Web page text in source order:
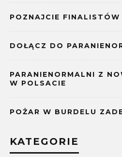
POZNAJCIE FINALISTÓW
DOŁĄCZ DO
PARANIENORMALNI Z
W POLSACIE
POŻAR W BURDELU
KATEGORIE